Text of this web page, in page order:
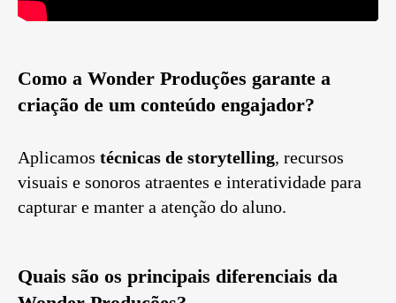
Como a Wonder Produções garante a
criação de um conteúdo engajador?
Aplicamos técnicas de storytelling, recursos
visuais e sonoros atraentes e interatividade para
capturar e manter a atenção do aluno.
Quais são os principais diferenciais da